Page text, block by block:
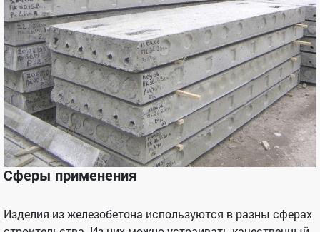
Сферы применения
Изделия из железобетона используются в разны сферах